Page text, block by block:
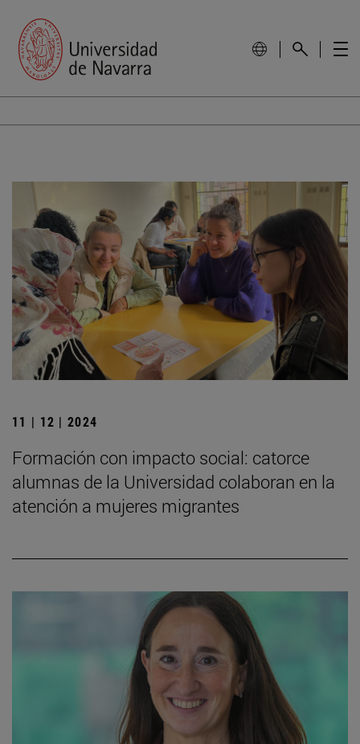
11 | 12 | 2024
Formación con impacto social: catorce
alumnas de la Universidad colaboran en la
atención a mujeres migrantes